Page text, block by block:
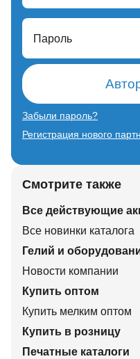
Пароль
Забыли пароль?
Регистрация нового
Смотрите также
Все действующие
Все новинки каталога
Гелий и
Новости компании
Купить оптом
Купить мелким оптом
Купить в розницу
Печатные каталоги